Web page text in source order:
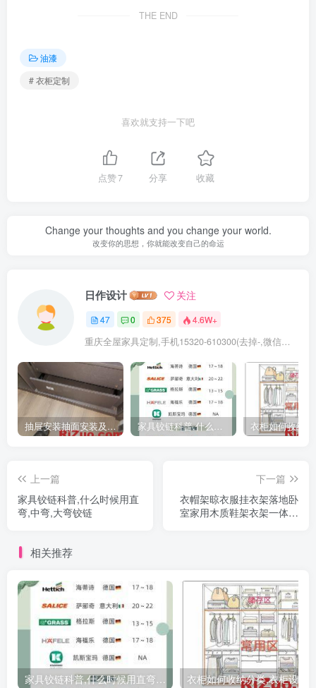
THE END
油漆
# 衣柜定制
喜欢就支持一下吧
点赞7 分享 收藏
Change your thoughts and you change your world.
改变你的思想，你就能改变自己的命运
日作设计 关注
47 0 375 4.6W+
重庆全屋家具定制,手机15320-610300(去掉-,微信同号)
抽屉安装抽面安装及抽屉拉手安装教程 家具铰链科普,什么时候用直弯,中弯,大弯铰链
上一篇
家具铰链科普,什么时候用直
弯,中弯,大弯铰链
下一篇
衣帽架晾衣服挂衣架落地卧
室家用木质鞋架衣架一体门
相关推荐
家具铰链科普,什么时候用直弯,中弯,大弯铰链